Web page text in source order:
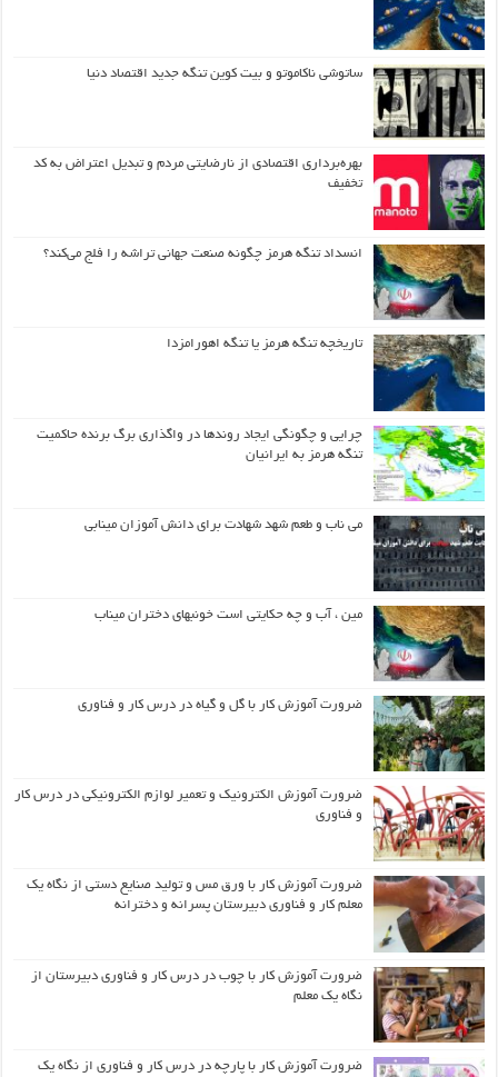
ساتوشی ناکاموتو و بیت کوین تنگه جدید اقتصاد دنیا
بهره‌برداری اقتصادی از نارضایتی مردم و تبدیل اعتراض به کد
تخفیف
انسداد تنگه هرمز چگونه صنعت جهانی تراشه را فلج می‌کند؟
تاریخچه تنگه هرمز یا تنگه اهورامزدا
چرایی و چگونگی ایجاد روندها در واگذاری برگ برنده حاکمیت
تنگه هرمز به ایرانیان
می ناب و طعم شهد شهادت برای دانش آموزان مینابی
مین ، آب و چه حکایتی است خونبهای دختران میناب
ضرورت آموزش کار با گل و گیاه در درس کار و فناوری
ضرورت آموزش الکترونیک و تعمیر لوازم الکترونیکی در درس کار
و فناوری
ضرورت آموزش کار با ورق مس و تولید صنایع دستی از نگاه یک
معلم کار و فناوری دبیرستان پسرانه و دخترانه
ضرورت آموزش کار با چوب در درس کار و فناوری دبیرستان از
نگاه یک معلم
ضرورت آموزش کار با پارچه در درس کار و فناوری از نگاه یک